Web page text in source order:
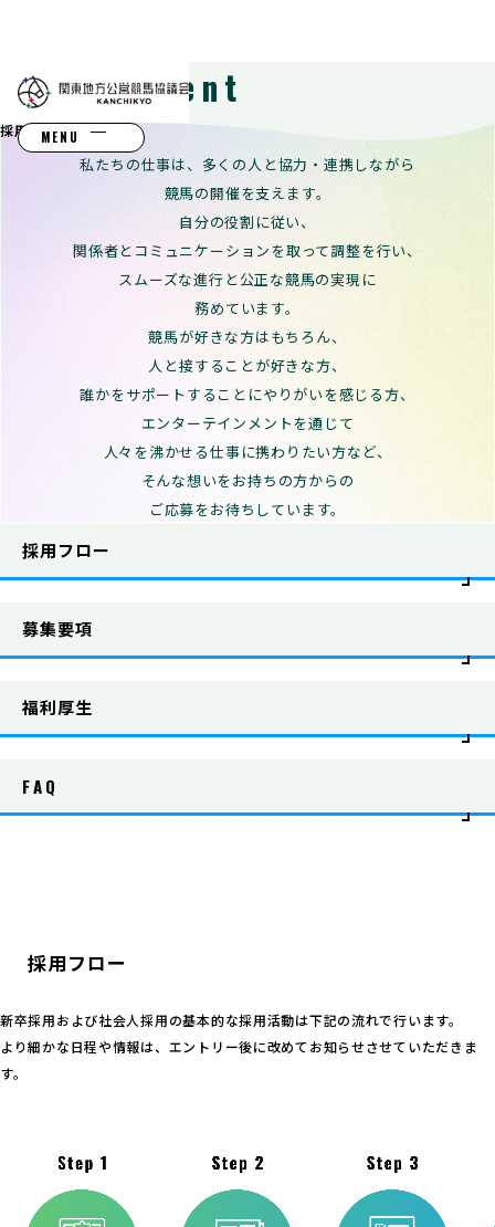
MENU
Recruitment
採用情報
採用メッセージ
私たちの仕事は、多くの人と協力・連携しながら
競馬の開催を支えます。
自分の役割に従い、
関係者とコミュニケーションを取って調整を行い、
スムーズな進行と公正な競馬の実現に
務めています。
競馬が好きな方はもちろん、
人と接することが好きな方、
誰かをサポートすることにやりがいを感じる方、
エンターテインメントを通じて
人々を沸かせる仕事に携わりたい方など、
そんな想いをお持ちの方からの
ご応募をお待ちしています。
採用フロー
募集要項
福利厚生
FAQ
採用フロー
新卒採用および社会人採用の基本的な採用活動は下記の流れで行います。
より細かな日程や情報は、エントリー後に改めてお知らせさせていただきま
す。